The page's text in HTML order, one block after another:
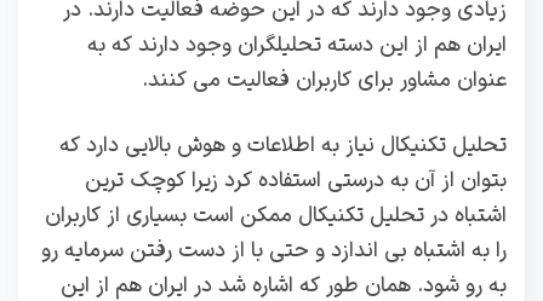
زیادی وجود دارند که در این حوضه فعالیت دارند. در
ایران هم از این دسته تحلیلگران وجود دارند که به
عنوان مشاور برای کاربران فعالیت می کنند.
تحلیل تکنیکال نیاز به اطلاعات و هوش بالایی دارد که
بتوان از آن به درستی استفاده کرد زیرا کوچک ترین
اشتباه در تحلیل تکنیکال ممکن است بسیاری از کاربران
را به اشتباه بی اندازد و حتی با از دست رفتن سرمایه رو
به رو شود. همان طور که اشاره شد در ایران هم از این